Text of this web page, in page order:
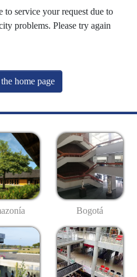
to service your request due to
problems. Please try again
home page
Bogotá